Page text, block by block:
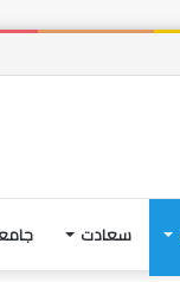
های آخرین لحظاتِ
سعادت